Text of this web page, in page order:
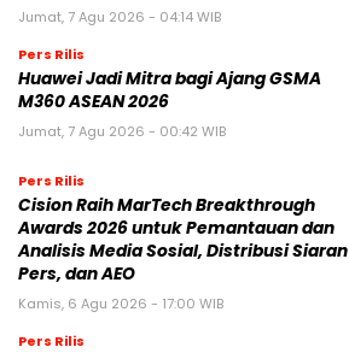
Jumat, 7 Agu 2026 - 04:14 WIB
Pers Rilis
Huawei Jadi Mitra bagi Ajang GSMA
M360 ASEAN 2026
Jumat, 7 Agu 2026 - 00:42 WIB
Pers Rilis
Cision Raih MarTech Breakthrough
Awards 2026 untuk Pemantauan dan
Analisis Media Sosial, Distribusi Siaran
Pers, dan AEO
Kamis, 6 Agu 2026 - 17:00 WIB
Pers Rilis